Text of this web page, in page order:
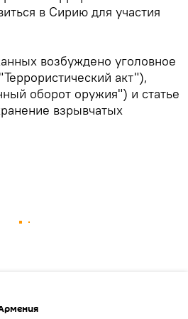
в Сирию для участия
возбуждено уголовное
акт"),
оборот оружия") и статье
взрывчатых